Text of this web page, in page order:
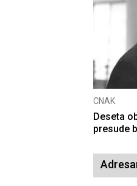
CNAK
Deseta
presude